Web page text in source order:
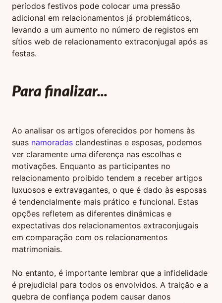
períodos festivos pode colocar uma pressão
adicional em relacionamentos já problemáticos,
levando a um aumento no número de registos em
sítios web de relacionamento extraconjugal após as
festas.
Para finalizar...
Ao analisar os artigos oferecidos por homens às
suas namoradas clandestinas e esposas, podemos
ver claramente uma diferença nas escolhas e
motivações. Enquanto as participantes no
relacionamento proibido tendem a receber artigos
luxuosos e extravagantes, o que é dado às esposas
é tendencialmente mais prático e funcional. Estas
opções refletem as diferentes dinâmicas e
expectativas dos relacionamentos extraconjugais
em comparação com os relacionamentos
matrimoniais.
No entanto, é importante lembrar que a infidelidade
é prejudicial para todos os envolvidos. A traição e a
quebra de confiança podem causar danos